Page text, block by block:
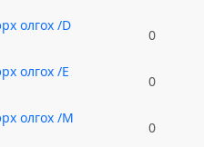
олгох /D
0
олгох /E
0
олгох /M
0